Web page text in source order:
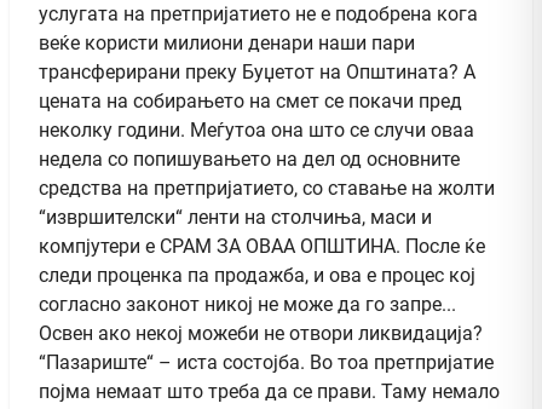
услугата на претпријатието не е подобрена кога
веќе користи милиони денари наши пари
трансферирани преку Буџетот на Општината? А
цената на собирањето на смет се покачи пред
неколку години. Меѓутоа она што се случи оваа
недела со попишувањето на дел од основните
средства на претпријатието, со ставање на жолти
“извршителски“ ленти на столчиња, маси и
компјутери е СРАМ ЗА ОВАА ОПШТИНА. После ќе
следи проценка па продажба, и ова е процес кој
согласно законот никој не може да го запре...
Освен ако некој можеби не отвори ликвидација?
“Пазариште“ – иста состојба. Во тоа претпријатие
појма немаат што треба да се прави. Таму немало